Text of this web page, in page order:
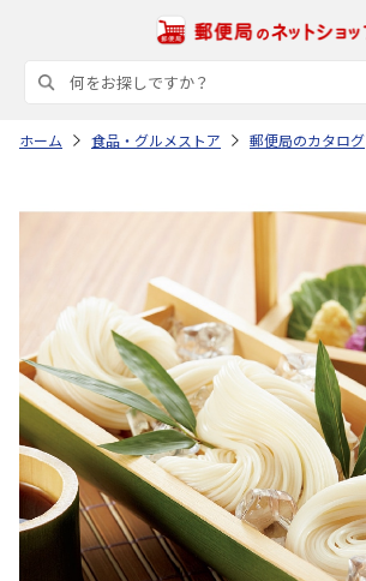
ホーム 食品・グルメストア 郵便局のカタログ